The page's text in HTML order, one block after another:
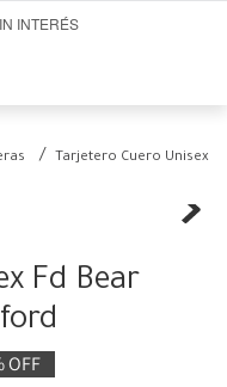
INTERÉS
Tarjetero Cuero Unisex
Fd Bear
OFF